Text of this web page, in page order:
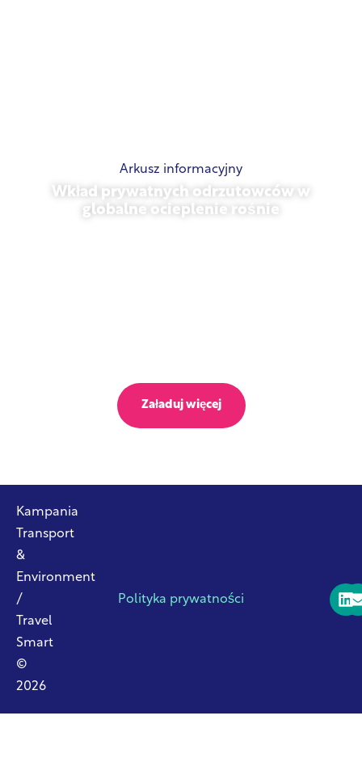
Arkusz informacyjny
Wkład prywatnych odrzutowców w
globalne ocieplenie rośnie
Załaduj więcej
Kampania
Transport
&
Environment
/
Travel
Smart
©
2026
Polityka prywatności